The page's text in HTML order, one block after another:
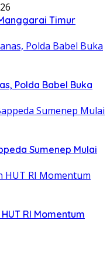
Timur
Polda Babel Buka
Sumenep Mulai
RI Momentum